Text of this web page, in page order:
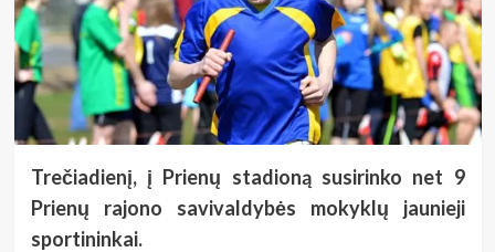
Trečiadienį, į Prienų stadioną susirinko net 9
Prienų rajono savivaldybės mokyklų jaunieji
sportininkai.